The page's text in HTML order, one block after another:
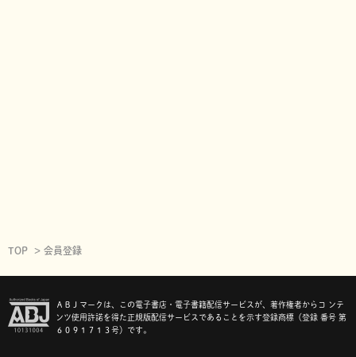
TOP 会員登録
ＡＢＪマークは、この電子書店・電子書籍配信サービスが、著作権者からコ ンテ
ンツ使用許諾を得た正規版配信サービスであることを示す登録商標（登録 番号 第
６０９１７１３号）です。